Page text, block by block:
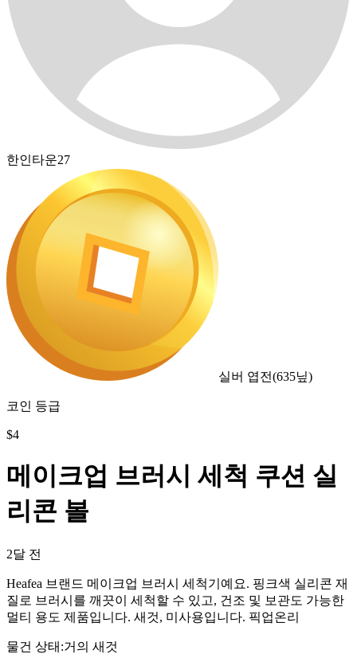
한인타운27
실버 엽전(635닢)
코인 등급
$4
메이크업 브러시 세척 쿠션 실
리콘 볼
2달 전
Heafea 브랜드 메이크업 브러시 세척기예요. 핑크색 실리콘 재
질로 브러시를 깨끗이 세척할 수 있고, 건조 및 보관도 가능한
멀티 용도 제품입니다. 새것, 미사용입니다. 픽업온리
물건 상태 :거의 새것